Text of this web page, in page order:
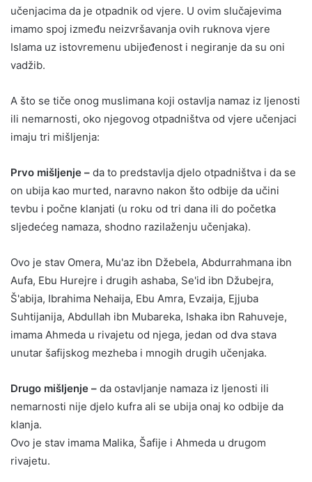
učenjacima da je otpadnik od vjere. U ovim slučajevima
imamo spoj između neizvršavanja ovih ruknova vjere
Islama uz istovremenu ubijeđenost i negiranje da su oni
vadžib.
A što se tiče onog muslimana koji ostavlja namaz iz ljenosti
ili nemarnosti, oko njegovog otpadništva od vjere učenjaci
imaju tri mišljenja:
Prvo mišljenje – da to predstavlja djelo otpadništva i da se
on ubija kao murted, naravno nakon što odbije da učini
tevbu i počne klanjati (u roku od tri dana ili do početka
sljedećeg namaza, shodno razilaženju učenjaka).
Ovo je stav Omera, Mu'az ibn Džebela, Abdurrahmana ibn
Aufa, Ebu Hurejre i drugih ashaba, Se'id ibn Džubejra,
Š'abija, Ibrahima Nehaija, Ebu Amra, Evzaija, Ejjuba
Suhtijanija, Abdullah ibn Mubareka, Ishaka ibn Rahuveje,
imama Ahmeda u rivajetu od njega, jedan od dva stava
unutar šafijskog mezheba i mnogih drugih učenjaka.
Drugo mišljenje – da ostavljanje namaza iz ljenosti ili
nemarnosti nije djelo kufra ali se ubija onaj ko odbije da
klanja.
Ovo je stav imama Malika, Šafije i Ahmeda u drugom
rivajetu.